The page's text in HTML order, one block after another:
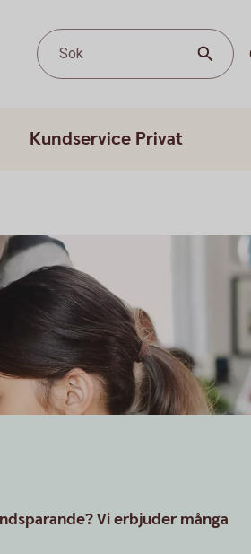
Sök
Kundservice Privat
Vi erbjuder många